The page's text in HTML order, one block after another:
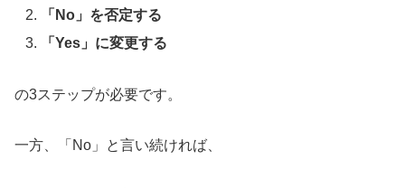
「No」を否定する
「Yes」に変更する
の3ステップが必要です。
一方、「No」と言い続ければ、